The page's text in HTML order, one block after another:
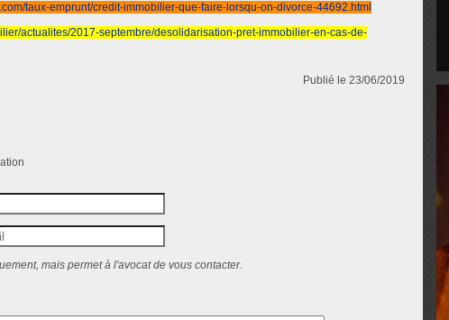
taux-emprunt/credit-immobilier-que-faire-lorsqu-on-divorce-44692.html
actualites/2017-septembre/desolidarisation-pret-immobilier-en-cas-de-
Publié le 23/06/2019
mais permet à l'avocat de vous contacter.